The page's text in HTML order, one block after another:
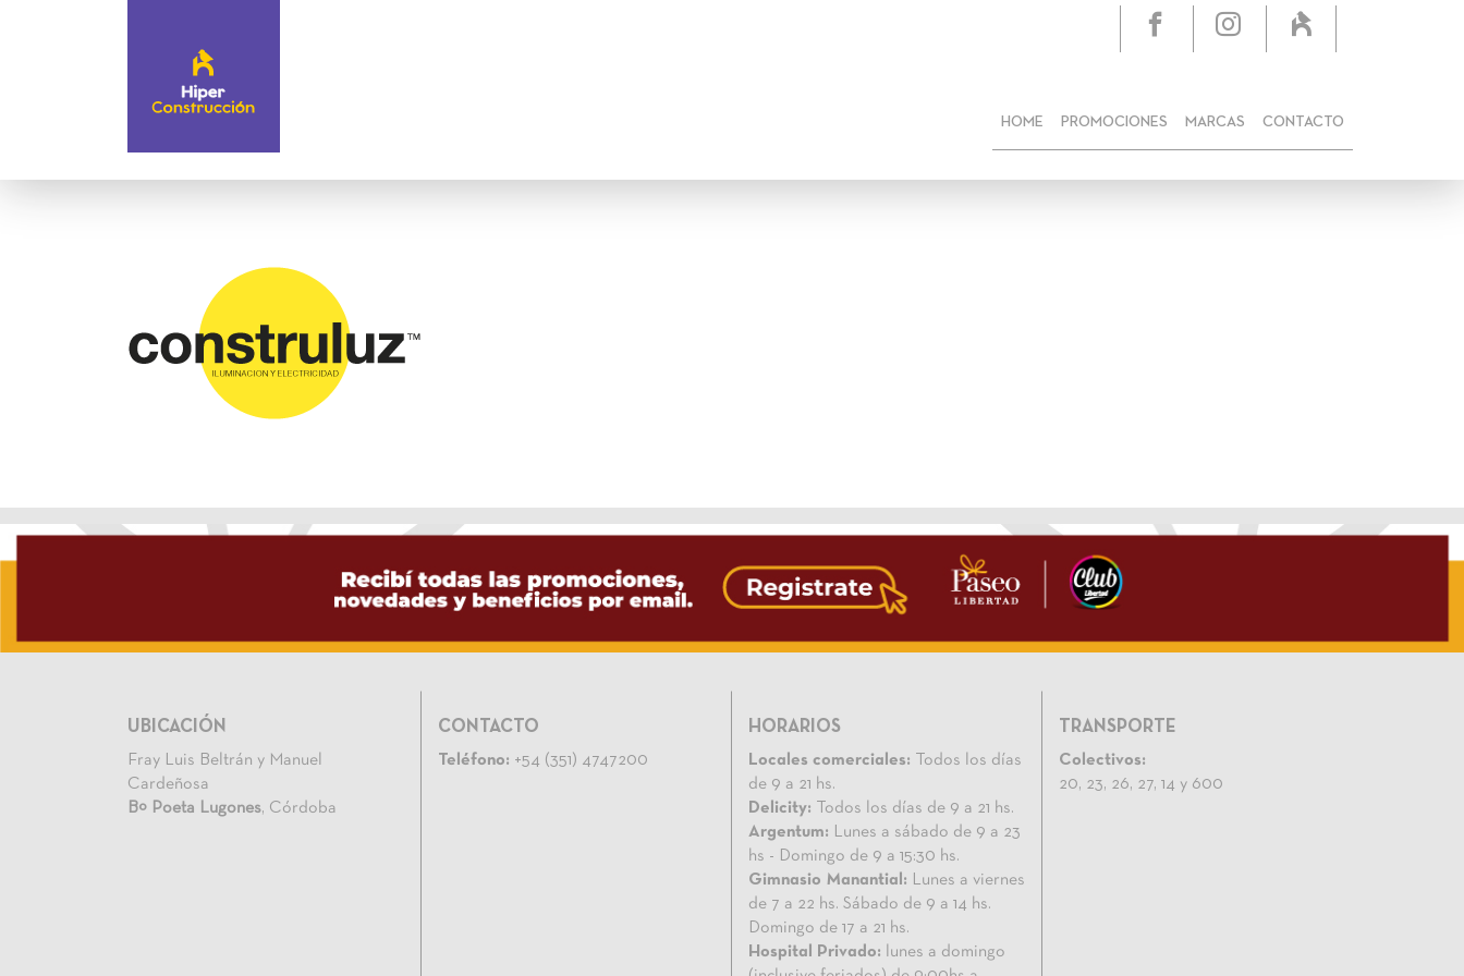
HOME PROMOCIONES MARCAS CONTACTO
UBICACIÓN
Fray Luis Beltrán y Manuel
Cardeñosa
Bº Poeta Lugones, Córdoba
CONTACTO
Teléfono: +54 (351) 4747200
HORARIOS
Locales comerciales: Todos los días
de 9 a 21 hs.
Delicity: Todos los días de 9 a 21 hs.
Argentum: Lunes a sábado de 9 a 23
hs - Domingo de 9 a 15:30 hs.
Gimnasio Manantial: Lunes a viernes
de 7 a 22 hs. Sábado de 9 a 14 hs.
Domingo de 17 a 21 hs.
Hospital Privado: lunes a domingo
TRANSPORTE
Colectivos:
20, 23, 26, 27, 14 y 600